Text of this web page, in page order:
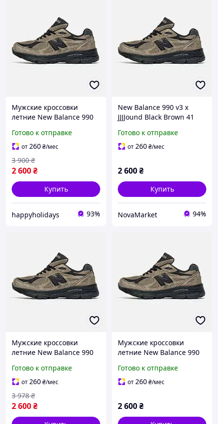
Мужские кроссовки
летние New Balance 990
41 лето
Готово к отправке
от260₴/мес
2 600₴
3 900 ₴
Купить
happyholidays 93%
New Balance 990 v3 x
JJJJound Black Brown 41
Готово к отправке
от260₴/мес
2 600₴
Купить
NovaMarket 94%
Мужские кроссовки
летние New Balance 990
41 лето
Готово к отправке
от260₴/мес
2 600₴
3 978 ₴
Мужские кроссовки
летние New Balance 990
41 лето
Готово к отправке
от260₴/мес
2 600₴